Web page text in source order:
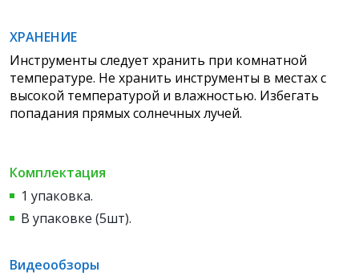
ХРАНЕНИЕ
Инструменты следует хранить при комнатной
температуре. Не хранить инструменты в местах с
высокой температурой и влажностью. Избегать
попадания прямых солнечных лучей.
Комплектация
1 упаковка.
В упаковке (5шт).
Видеообзоры